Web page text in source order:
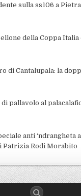
sulla ss106 a
della Coppa Italia
di Cantalupala: la
di pallavolo al
anti ‘ndrangheta
Patrizia Rodi Morabito